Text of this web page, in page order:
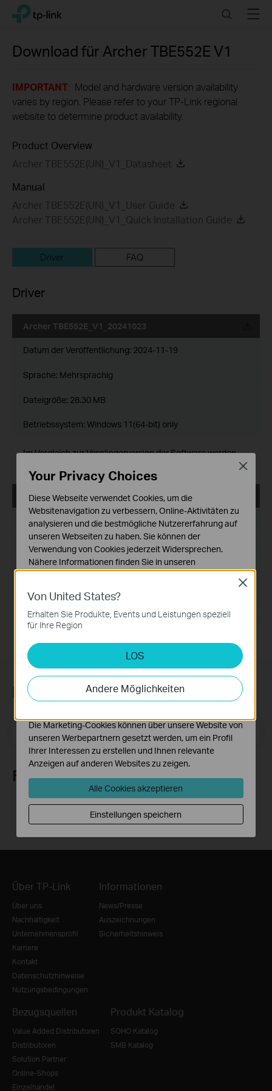
Click
navigation
TP-Link, Reliably Smart SearchMenu
Download für Archer TBE552E V1
IMPORTANT: Model and hardware version availability
varies by region. Please refer to your TP-Link regional
website to determine product availability.
Product Overview
Archer TBE552E(UN)_V1_Datasheet
Manual
Archer TBE552E(UN)_V1_User Guide
Archer TBE552E(UN)_V1_Quick Installation Guide
Driver FAQ
Driver
Archer TBE552E_V1_20241023
Datum der Veröffentlichung: 2024-11-19
Sprache: Mehrsprachig
Dateigröße: 28.30 MB
Betriebssystem: Windows 11(64-bit) only
Im Vergleich zur Vorgängerversion der Software werden
Archer TBE552E(UN)_V1_20240328
Datum der Veröffentlichung:2024-04-08
Sprache: Mehrsprachig
Dateigröße:25.25 MB
Betriebssystem: Windows 11(64-bit) only
Newsletter abonnieren
E-Mail-Adresse Registrieren
Folge uns
Über TP-Link
Über uns
Nachhaltigkeit
Unternehmensprofil
Karriere
Kontakt
Datenschutzhinweise
Nutzungsbedingungen
Informationen
News/Presse
Auszeichnungen
Sicherheitshinweis
Bezugsquellen
Value Added Distributoren
Distributoren
Solution Partner
Online-Shops
Einzelhandel
Produkt Katalog
SOHO Katalog
SMB Katalog
Von United States?
Erhalten Sie Produkte, Events und Leistungen speziell
für Ihre Region
LOS
Andere Möglichkeiten
Close
Your Privacy Choices
Diese Webseite verwendet Cookies, um die
Websitenavigation zu verbessern, Online-Aktivitäten zu
analysieren und die bestmögliche Nutzererfahrung auf
unseren Webseiten zu haben. Sie können der
Verwendung von Cookies jederzeit Widersprechen.
Nähere Informationen finden Sie in unseren
Datenschutzhinweisen.
Notwendige Cookies
Diese Cookies sind zur Funktion der Website
erforderlich und können in Ihren Systemen nicht
Analyse- und Marketing-Cookies
Analyse-Cookies ermöglichen es uns, Ihre Aktivitäten
auf unserer Website zu analysieren, um die
Funktionsweise unserer Website zu verbessern und
Die Marketing-Cookies können über unsere Website von
unseren Werbepartnern gesetzt werden, um ein Profil
Ihrer Interessen zu erstellen und Ihnen relevante
Anzeigen auf anderen Websites zu zeigen.
Alle Cookies akzeptieren
Einstellungen speichern
Close